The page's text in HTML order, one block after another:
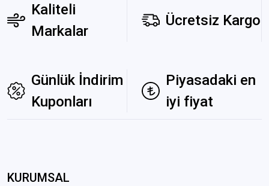
Kaliteli
Markalar
Ücretsiz Kargo
Günlük İndirim
Kuponları
Piyasadaki en
iyi fiyat
KURUMSAL